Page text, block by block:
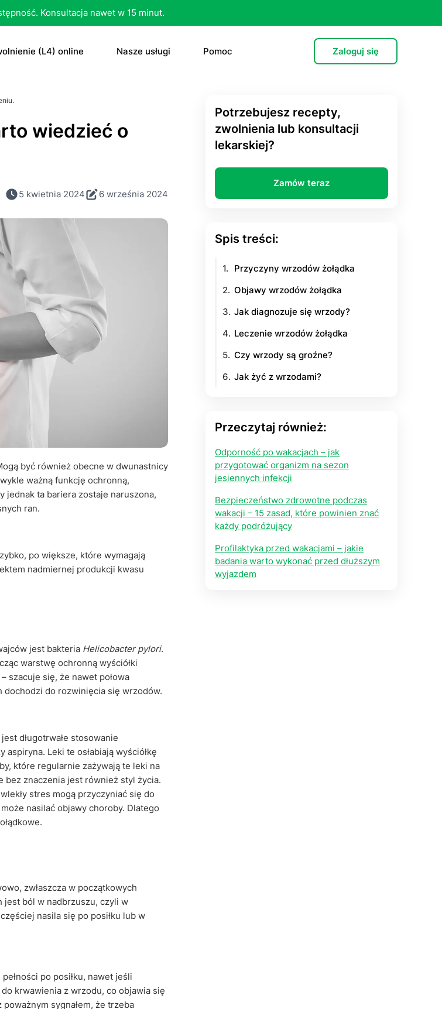
Konsultacja nawet w 15 minut.
(L4) online Nasze usługi
Konsultacja lekarska
Konsultacja psychiatryczna (dorośli)
Ubezpieczenie na życie
Pomoc Zaloguj się
wiedzieć o
5 kwietnia 2024 6 września 2024
być również obecne w dwunastnicy
ważną funkcję ochronną,
jednak ta bariera zostaje naruszona,
ran.
po większe, które wymagają
nadmiernej produkcji kwasu
jest bakteria Helicobacter pylori.
warstwę ochronną wyściółki
szacuje się, że nawet połowa
dochodzi do rozwinięcia się wrzodów.
długotrwałe stosowanie
Leki te osłabiają wyściółkę
które regularnie zażywają te leki na
bez znaczenia jest również styl życia.
stres mogą przyczyniać się do
nasilać objawy choroby. Dlatego
zwłaszcza w początkowych
jest ból w nadbrzuszu, czyli w
nasila się po posiłku lub w
po posiłku, nawet jeśli
krwawienia z wrzodu, co objawia się
sygnałem, że trzeba
Potrzebujesz recepty,
zwolnienia lub konsultacji
lekarskiej?
Zamów teraz
Spis treści:
Przyczyny wrzodów żołądka
Objawy wrzodów żołądka
Jak diagnozuje się wrzody?
Leczenie wrzodów żołądka
Czy wrzody są groźne?
Jak żyć z wrzodami?
Przeczytaj również:
Odporność po wakacjach – jak
przygotować organizm na sezon
jesiennych infekcji
Bezpieczeństwo zdrowotne podczas
wakacji – 15 zasad, które powinien znać
każdy podróżujący
Profilaktyka przed wakacjami – jakie
badania warto wykonać przed dłuższym
wyjazdem